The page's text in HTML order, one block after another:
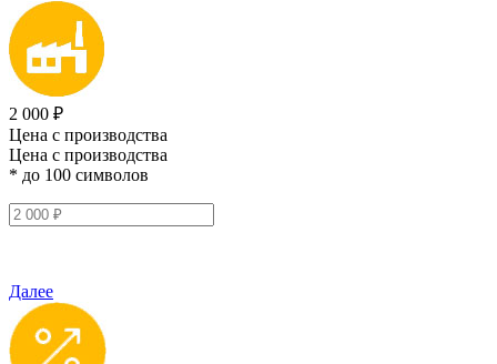
2 000 ₽
Цена с производства
Цена с производства
* до 100 символов
Далее